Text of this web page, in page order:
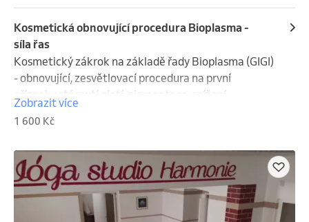
alginat.
Kosmetická obnovující procedura Bioplasma -
síla řas
Kosmetický zákrok na základě řady Bioplasma (GIGI)
- obnovující, zesvětlovací procedura na první
příznaky stárnutí pletí, pigmentace, snížení
pružnosti. Zákrok obsahuje: peeling, sérum, masku,
masáže, krém po typu pletí.
Zobrazit více
1 600 Kč